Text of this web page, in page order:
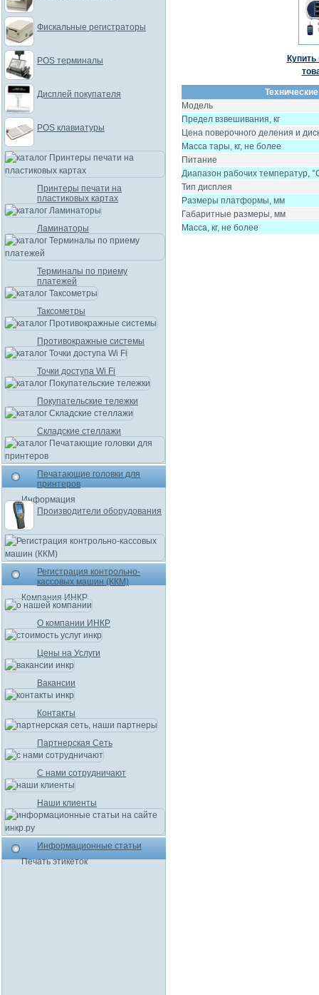
Модель
Предел взвешивания, кг
Цена поверочного деления и
Масса тары, кг, не более
Питание
Диапазон рабочих температур,
Тип дисплея
Размеры платформы, мм
Габаритные размеры, мм
Масса, кг, не более
Фискальные регистраторы
POS терминалы
Дисплей покупателя
POS клавиатуры
Принтеры печати на
пластиковых картах
Ламинаторы
Терминалы по приему
платежей
Таксометры
Противокражные системы
Точки доступа Wi Fi
Покупательские тележки
Складские стеллажи
Печатающие головки для
принтеров
Информация
Производители оборудования
Регистрация контрольно-
кассовых машин (ККМ)
Компания ИНКР
О компании ИНКР
Цены на Услуги
Вакансии
Контакты
Партнерская Сеть
С нами сотрудничают
Наши клиенты
Информационные статьи
Печать этикеток